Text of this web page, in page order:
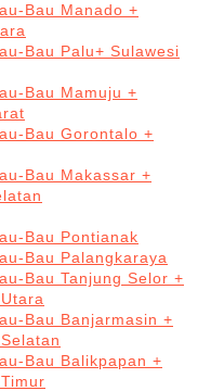
Bau Manado +
Bau Palu+ Sulawesi
Bau Mamuju +
Bau Gorontalo +
Bau Makassar +
Bau Pontianak
Bau Palangkaraya
Bau Tanjung Selor +
Bau Banjarmasin +
Bau Balikpapan +